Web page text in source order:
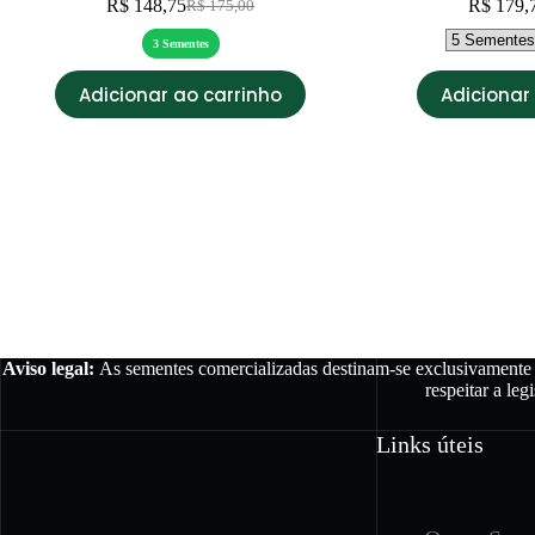
R$175,00
O
preço
original
R$ 175,00.
R$ 148,75O
preço
atual
R$ 148,75.
3 Sementes
Adicionar ao carrinho
produto
tem
produto
R$
Aviso legal: As sementes comercializadas destinam-se
respeitar a
Links úteis